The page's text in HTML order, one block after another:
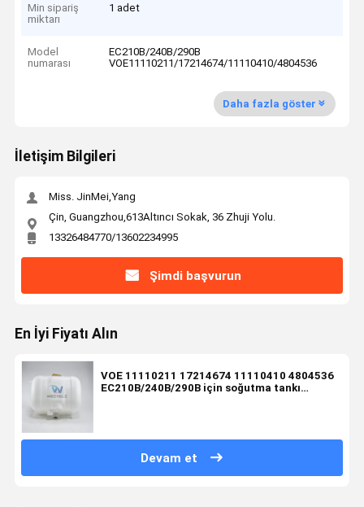
Min sipariş
miktarı
1 adet
Model
numarası
EC210B/240B/290B
VOE11110211/17214674/11110410/4804536
Daha fazla göster
İletişim Bilgileri
Miss. JinMei,Yang
Çin, Guangzhou,613Altıncı Sokak, 36 Zhuji Yolu.
13326484770/13602234995
Şimdi başvurun
En İyi Fiyatı Alın
VOE 11110211 17214674 11110410 4804536
EC210B/240B/290B için soğutma tankı
Devam et